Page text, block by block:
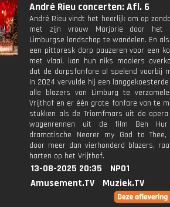
André Rieu concerten: Afl. 6
André Rieu vindt het heerlijk om op
met zijn vrouw Marjorie door het
Limburgse landschap te wandelen. En
een pittoresk dorp pauzeren voor een
met vlaai, kan hun niks mooiers
dat de dorpsfanfare al spelend voorbij
In 2024 vervulde hij een
alle blazers van Limburg te
Vrijthof en er één grote fanfare van te
stukken als de Triomfmars uit de
wagenrennen uit de film Ben
dramatische Nearer my God to Thee,
door meer dan vierhonderd blazers,
harten op het Vrijthof.
13-08-2025 20:35
NPO1
Amusement.TV
Muziek.TV